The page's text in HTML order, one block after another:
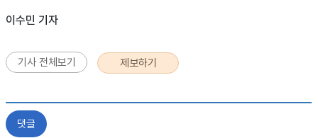
이수민 기자
기사 전체보기 제보하기
댓글